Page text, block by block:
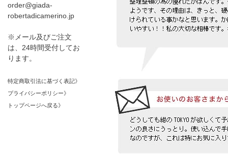
order@giada-
robertadicamerino.jp
※メール及びご注文
は、24時間受付してお
ります。
特定商取引法に基づく表記》
プライバシーポリシー》
トップページへ戻る》